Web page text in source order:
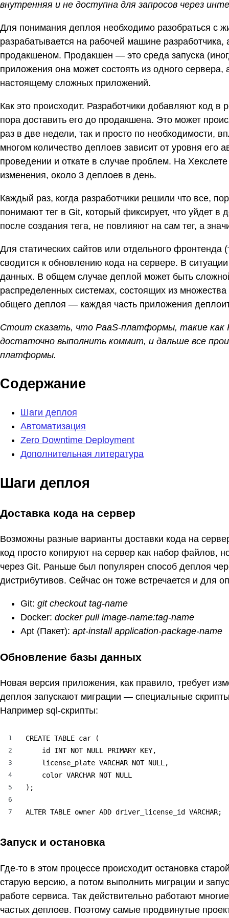
внутренняя и не доступна для запросов через
Для понимания деплоя необходимо разобраться с
разрабатывается на рабочей машине
продакшеном. Продакшен — это среда запуска
приложения она может состоять из одного
настоящему сложных приложений.
Как это происходит. Разработчики добавляют код
пора доставить его до продакшена. Это может
раз в две недели, так и просто по необходимости,
многом количество деплоев зависит от уровня его
проведении и откате в случае проблем. На
изменения, около 3 деплоев в день.
Каждый раз, когда разработчики решили что все,
понимают тег в Git, который фиксирует, что уйдет
после создания тега, не повлияют на сам тег, а
Для статических сайтов или отдельного
сводится к обновлению кода на сервере. В
данных. В общем случае деплой может быть
распределенных системах, состоящих из
общего деплоя — каждая часть приложения
Стоит сказать, что PaaS-платформы, такие как
достаточно выполнить коммит, и дальше все
платформы.
Содержание
Шаги деплоя
Автоматизация
Zero Downtime Deployment
Дополнительная литература
Шаги деплоя
Доставка кода на сервер
Возможны разные варианты доставки кода на
код просто копируют на сервер как набор файлов,
через Git. Раньше был популярен способ деплоя
дистрибутивов. Сейчас он тоже встречается и для
Git: git checkout tag-name
Docker: docker pull image-name:tag-name
Apt (Пакет): apt-install application-package-name
Обновление базы данных
Новая версия приложения, как правило, требует
деплоя запускают миграции — специальные
Например sql-скрипты:
1
2
3
4
5
6
7
CREATE TABLE car (
    id INT NOT NULL PRIMARY KEY,
    license_plate VARCHAR NOT NULL,
    color VARCHAR NOT NULL
);
ALTER TABLE owner ADD driver_license_id VARCHAR;
Запуск и остановка
Где-то в этом процессе происходит остановка
старую версию, а потом выполнить миграции и
работе сервиса. Так действительно работают
частых деплоев. Поэтому самые продвинутые